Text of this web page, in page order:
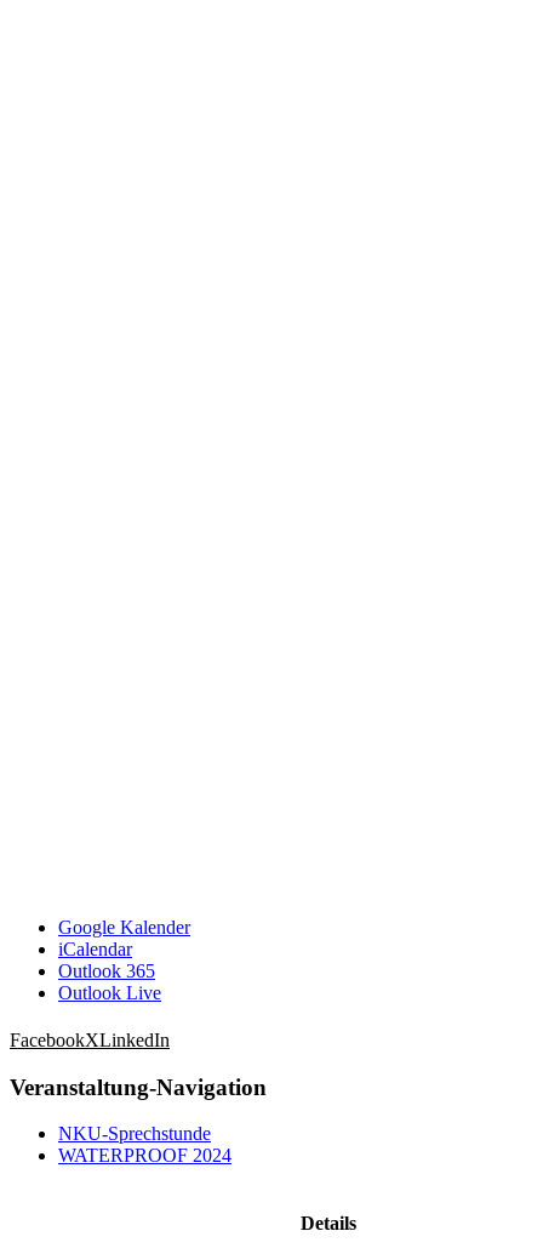
Google Kalender
iCalendar
Outlook 365
Outlook Live
FacebookXLinkedIn
Veranstaltung-Navigation
NKU-Sprechstunde
WATERPROOF 2024
Details